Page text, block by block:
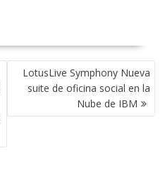
LotusLive Symphony Nueva
suite de oficina social en la
Nube de IBM